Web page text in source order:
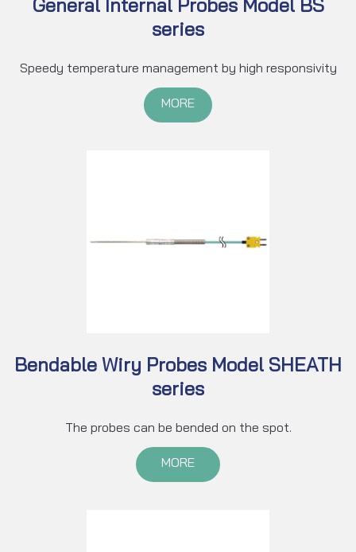
General Internal Probes Model BS
series
Speedy temperature management by high responsivity
MORE
Bendable Wiry Probes Model SHEATH
series
The probes can be bended on the spot.
MORE